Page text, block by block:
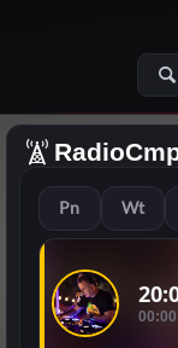
Pn Wt
00:00